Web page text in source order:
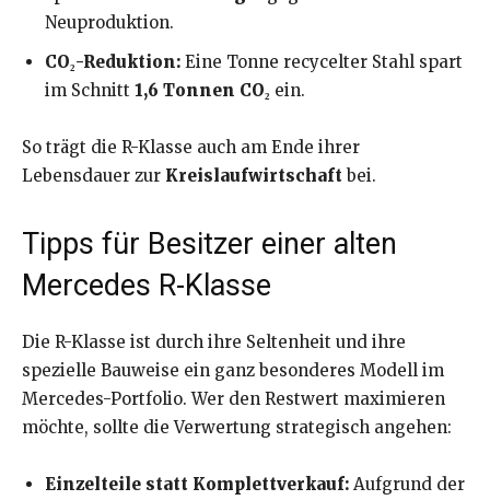
Neuproduktion.
CO₂-Reduktion: Eine Tonne recycelter Stahl spart
im Schnitt 1,6 Tonnen CO₂ ein.
So trägt die R-Klasse auch am Ende ihrer
Lebensdauer zur Kreislaufwirtschaftbei.
Tipps für Besitzer einer alten
Mercedes R-Klasse
Die R-Klasse ist durch ihre Seltenheit und ihre
spezielle Bauweise ein ganz besonderes Modell im
Mercedes-Portfolio. Wer den Restwert maximieren
möchte, sollte die Verwertung strategisch angehen:
Einzelteile statt Komplettverkauf: Aufgrund der